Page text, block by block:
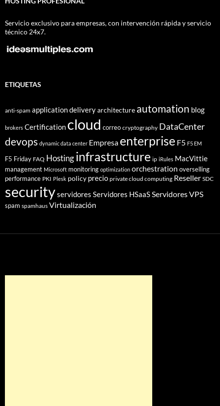
Servicio exclusivo para empresas, con intervención rápida y servicio
técnico 24x7.
ETIQUETAS
anti-spam application deliveryarchitecture automation blog
brokers Certification cloud correo cryptography DataCenter
devops dynamic data center Empresa enterprise F5 F5 EM
F5 Friday FAQ Hostinginfrastructure ip iRules MacVittie
management Microsoft monitoring optimization orchestration overselling
performance PKI Plesk policy precio private cloud computing Reseller SDC
securityservidores Servidores HSaaSServidores VPS
spam spamhaus Virtualización